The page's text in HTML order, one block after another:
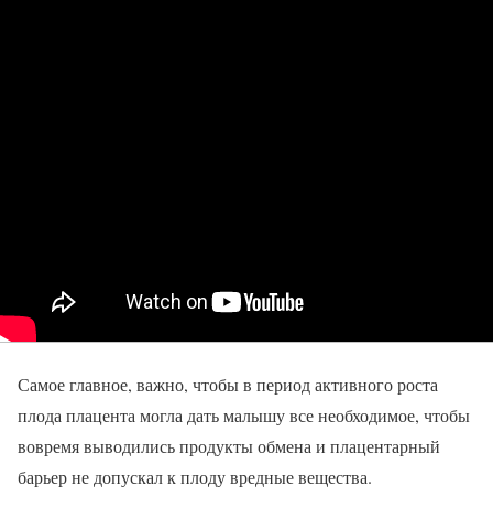
Самое главное, важно, чтобы в период активного роста
плода плацента могла дать малышу все необходимое, чтобы
вовремя выводились продукты обмена и плацентарный
барьер не допускал к плоду вредные вещества.